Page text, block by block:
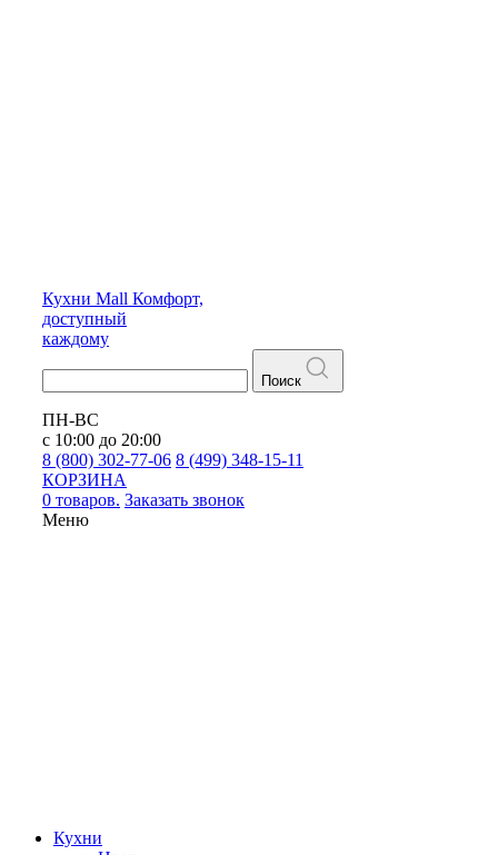
Кухни Mall Комфорт,
доступный
каждому
Поиск
ПН-ВС
с 10:00 до 20:00
8 (800) 302-77-06 8 (499) 348-15-11
КОРЗИНА
0 товаров. Заказать звонок
Меню
Кухни